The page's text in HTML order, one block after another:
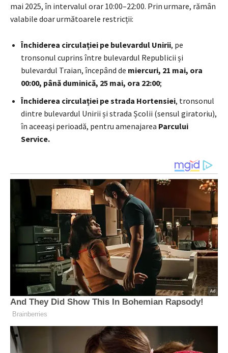
mai 2025, în intervalul orar 10:00–22:00. Prin urmare, rămân
valabile doar următoarele restricții:
Închiderea circulației pe bulevardul Unirii, pe
tronsonul cuprins între bulevardul Republicii și
bulevardul Traian, începând de miercuri, 21 mai, ora
00:00, până duminică, 25 mai, ora 22:00;
Închiderea circulației pe strada Hortensiei, tronsonul
dintre bulevardul Unirii și strada Școlii (sensul giratoriu),
în aceeași perioadă, pentru amenajarea Parcului
Service.